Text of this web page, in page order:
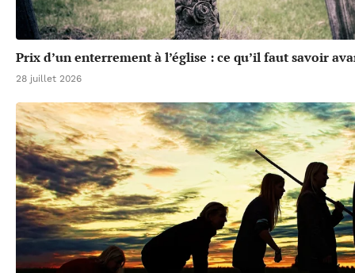
Prix d’un enterrement à l’église : ce qu’il faut savoir
28 juillet 2026